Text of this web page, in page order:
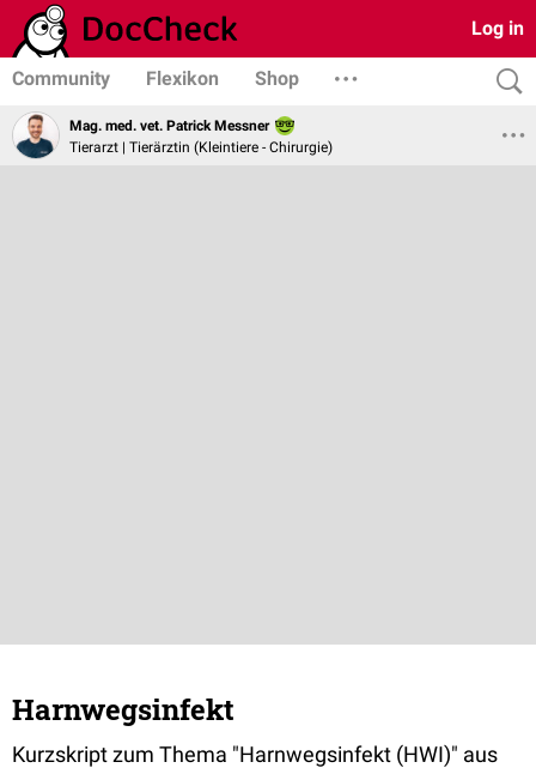
Log in
Community Flexikon Shop
Mag. med. vet. Patrick Messner
Tierarzt | Tierärztin (Kleintiere - Chirurgie)
Harnwegsinfekt
Kurzskript zum Thema "Harnwegsinfekt (HWI)" aus